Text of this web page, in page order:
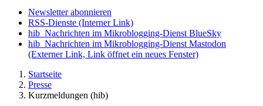
Newsletter abonnieren
RSS-Dienste (Interner Link)
hib_Nachrichten im Mikroblogging-Dienst BlueSky
hib_Nachrichten im Mikroblogging-Dienst Mastodon
(Externer Link, Link öffnet ein neues Fenster)
Startseite
Presse
Kurzmeldungen (hib)